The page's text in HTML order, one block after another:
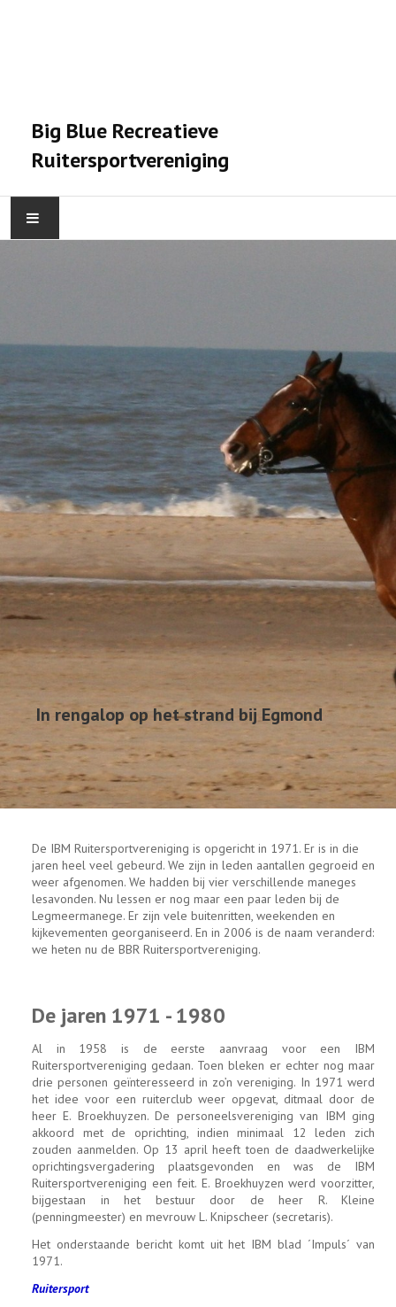
Big Blue Recreatieve
Ruitersportvereniging
VERENIGING
STALPRAET
GESCHIEDENIS
LINKS
In rengalop op het strand bij Egmond
De IBM Ruitersportvereniging is opgericht in 1971. Er is in die
jaren heel veel gebeurd. We zijn in leden aantallen gegroeid en
weer afgenomen. We hadden bij vier verschillende maneges
lesavonden. Nu lessen er nog maar een paar leden bij de
Legmeermanege. Er zijn vele buitenritten, weekenden en
kijkevementen georganiseerd. En in 2006 is de naam veranderd:
we heten nu de BBR Ruitersportvereniging.
De jaren 1971 - 1980
Al in 1958 is de eerste aanvraag voor een IBM
Ruitersportvereniging gedaan. Toen bleken er echter nog maar
drie personen geïnteresseerd in zo’n vereniging. In 1971 werd
het idee voor een ruiterclub weer opgevat, ditmaal door de
heer E. Broekhuyzen. De personeelsvereniging van IBM ging
akkoord met de oprichting, indien minimaal 12 leden zich
zouden aanmelden. Op 13 april heeft toen de daadwerkelijke
oprichtingsvergadering plaatsgevonden en was de IBM
Ruitersportvereniging een feit. E. Broekhuyzen werd voorzitter,
bijgestaan in het bestuur door de heer R. Kleine
(penningmeester) en mevrouw L. Knipscheer (secretaris).
Het onderstaande bericht komt uit het IBM blad ´Impuls´ van
1971.
Ruitersport